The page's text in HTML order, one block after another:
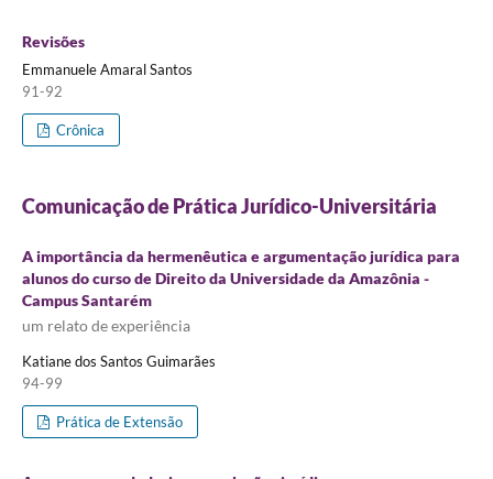
Revisões
Emmanuele Amaral Santos
91-92
Crônica
Comunicação de Prática Jurídico-Universitária
A importância da hermenêutica e argumentação jurídica para
alunos do curso de Direito da Universidade da Amazônia -
Campus Santarém
um relato de experiência
Katiane dos Santos Guimarães
94-99
Prática de Extensão